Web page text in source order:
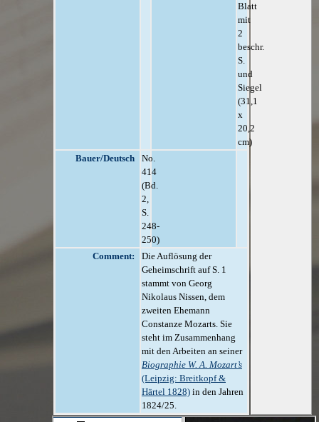
Blatt
mit
2
beschr.
S.
und
Siegel
(31,1
x
20,2
cm)
Bauer/Deutsch
No.
414
(Bd.
2,
S.
248-
250)
Comment:
Die Auflösung der
Geheimschrift auf S. 1
stammt von Georg
Nikolaus Nissen, dem
zweiten Ehemann
Constanze Mozarts. Sie
steht im Zusammenhang
mit den Arbeiten an seiner
Biographie W. A. Mozart’s
(Leipzig: Breitkopf &
Härtel 1828) in den Jahren
1824/25.